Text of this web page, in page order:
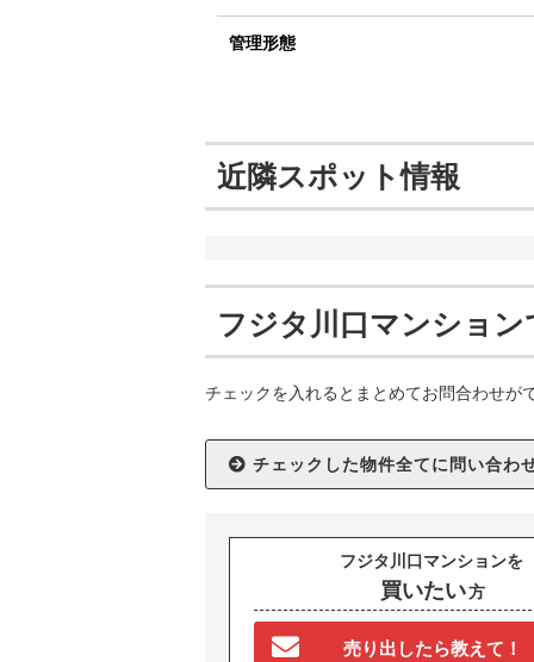
管理形態
近隣スポット情報
フジタ川口マンショ
チェックを入れるとまとめてお問合わせが
フジタ川口マンションを
買いたい方
売り出したら教えて！